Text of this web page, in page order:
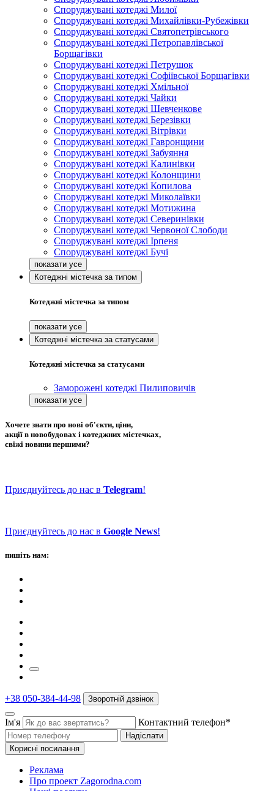
Споруджувані котеджі Милої
Споруджувані котеджі Михайлівки-Рубежівки
Споруджувані котеджі Святопетрівського
Споруджувані котеджі Петропавлівської
Борщагівки
Споруджувані котеджі Петрушок
Споруджувані котеджі Софіївської Борщагівки
Споруджувані котеджі Хмільної
Споруджувані котеджі Чайки
Споруджувані котеджі Шевченкове
Споруджувані котеджі Березівки
Споруджувані котеджі Вітрівки
Споруджувані котеджі Гавронщини
Споруджувані котеджі Забуяння
Споруджувані котеджі Калинівки
Споруджувані котеджі Колонщини
Споруджувані котеджі Копилова
Споруджувані котеджі Миколаївки
Споруджувані котеджі Мотижина
Споруджувані котеджі Северинівки
Споруджувані котеджі Червоної Слободи
Споруджувані котеджі Ірпеня
Споруджувані котеджі Бучі
Котеджні містечка за типом
Котеджні містечка за типом
Котеджні містечка за статусами
Котеджні містечка за статусами
Заморожені котеджі Пилиповичів
Хочете знати про нові об'єкти, ціни,
акції в новобудовах і котеджних містечках,
свіжі новини першими?
Приєднуйтесь до нас в Telegram!
Приєднуйтесь до нас в Google News!
пишіть нам:
+38 050-384-44-98 Зворотній дзвінок
Ім'я Контактний телефон*
Надіслати
Корисні посилання
Реклама
Про проект Zagorodna.com